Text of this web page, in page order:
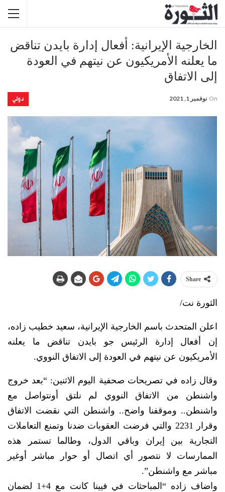
الخارجية الإيرانية: أفعال إدارة بايدن تناقض
ما يعلنه الأمريكيون عن نيتهم في العودة
إلى الاتفاق
دولي On نوفمبر 1, 2021
Share
الثورة نت/
اعلن المتحدث باسم الخارجية الإيرانية، سعيد خطيب زاده،
إن أفعال إدارة الرئيس جو بايدن تناقض ما يعلنه
الأمريكيون عن نيتهم في العودة إلى الاتفاق النووي.
وقال زاده في تصريحات صحفية اليوم الاثنين: “بعد خروج
واشنطن من الاتفاق النووي لم نلتق أونتواصل مع
واشنطن.. وموقفنا واضح.. واشنطن التي نقضت الاتفاق
وقرار 2231 والتي فرضت العقوبات ضدنا وتمنع التعاملات
التجارية بين إيران وباقي الدول، وطالما تستمر هذه
الممارسات لا نتصور أي اتصال أو حوار مباشر أوغير
مباشر مع واشنطن”.
واضاف زاده “المباحثات في فيينا كانت مع 4+1 لضمان